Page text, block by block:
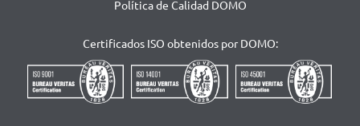
Política de Calidad DOMO
Certificados ISO obtenidos por DOMO: